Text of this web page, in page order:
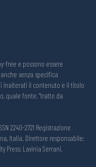
free e possono essere
senza specifica
inalterati il contenuto e il titolo
quale fonte, “tratto da
2240-2721 Registrazione
Italia. Direttore responsabile:
Press: Lavinia Serrani.